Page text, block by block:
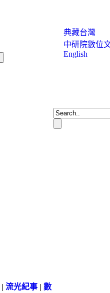
典藏台灣
中研院數位
English
| 流光紀事 | 數